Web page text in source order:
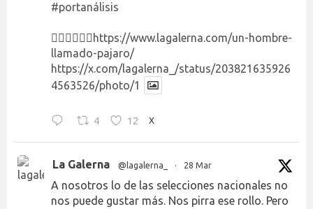
#portanálisis
👉🏻👉🏻👉🏻 https://www.lagalerna.com/un-hombre-
llamado-pajaro/
https://x.com/lagalerna_/status/203821635926
4563526/photo/1
4 12 X
La Galerna @lagalerna_ · 28 Mar
A nosotros lo de las selecciones nacionales no
nos puede gustar más. Nos pirra ese rollo. Pero